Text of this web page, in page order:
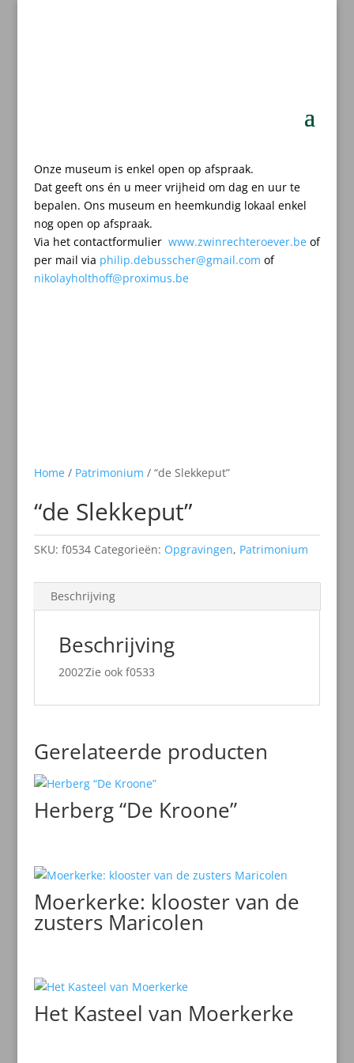
Onze museum is enkel open op afspraak.
Dat geeft ons én u meer vrijheid om dag en uur te
bepalen. Ons museum en heemkundig lokaal enkel
nog open op afspraak.
Via het contactformulier www.zwinrechteroever.be of
per mail via philip.debusscher@gmail.com of
nikolayholthoff@proximus.be
Home/ Patrimonium / “de Slekkeput”
“de Slekkeput”
SKU: f0534 Categorieën: Opgravingen, Patrimonium
Beschrijving
Beschrijving
2002’Zie ook f0533
Gerelateerde producten
Herberg “De Kroone”
Moerkerke: klooster van de
zusters Maricolen
Het Kasteel van Moerkerke